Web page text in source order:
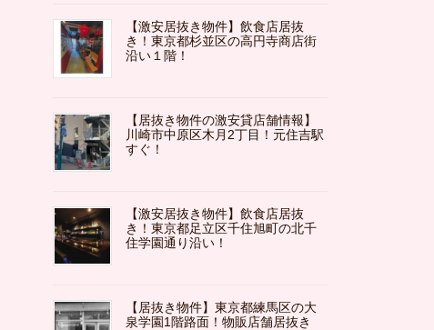
【激安居抜き物件】飲食店居抜
き！東京都杉並区の高円寺商店街
沿い１階！
【居抜き物件の激安貸店舗情報】
川崎市中原区木月2丁目！元住吉駅
すぐ！
【激安居抜き物件】飲食店居抜
き！東京都足立区千住旭町の北千
住学園通り沿い！
【居抜き物件】東京都練馬区の大
泉学園1階路面！物販店舗居抜き